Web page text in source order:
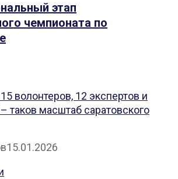
этап
чемпионата по
волонтеров, 12 экспертов и
таков масштаб саратовского
15.01.2026